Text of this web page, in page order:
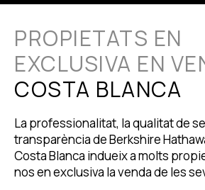
PROPIETATS EN
EXCLUSIVA EN
COSTA BLANCA
La professionalitat, la qualitat de
transparència de Berkshire
Costa Blanca indueix a molts
nos en exclusiva la venda de les